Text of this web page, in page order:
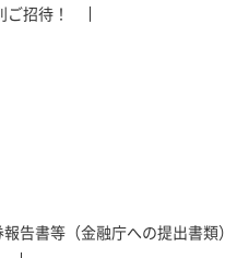
招待！
告書等（金融庁への提出書類）